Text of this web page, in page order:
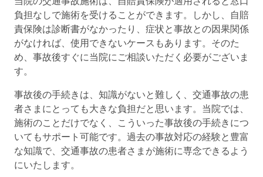
負担なしで施術を受けることができます。しかし、自賠
責保険は診断書がなかったり、症状と事故との因果関係
がなければ、使用できないケースもあります。そのた
め、事故後すぐに当院にご相談いただく必要がございま
す。
事故後の手続きは、知識がないと難しく、交通事故の患
者さまにとっても大きな負担だと思います。当院では、
施術のことだけでなく、こういった事故後の手続きにつ
いてもサポート可能です。過去の事故対応の経験と豊富
な知識で、交通事故の患者さまが施術に専念できるよう
にいたします。